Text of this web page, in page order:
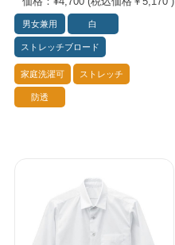
男女兼用 白
ストレッチブロード
家庭洗濯可 ストレッチ
防透